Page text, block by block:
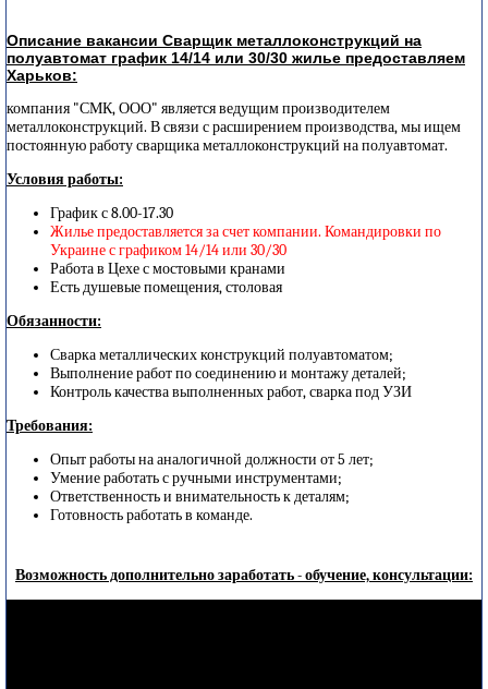
Описание вакансии Сварщик металлоконструкций на
полуавтомат график 14/14 или 30/30 жилье предоставляем
Харьков:
компания "СМК, ООО" является ведущим производителем
металлоконструкций. В связи с расширением производства, мы ищем
постоянную работу сварщика металлоконструкций на полуавтомат.
Условия работы:
График с 8.00-17.30
Жилье предоставляется за счет компании. Командировки по
Украине с графиком 14/14 или 30/30
Работа в Цехе с мостовыми кранами
Есть душевые помещения, столовая
Обязанности:
Сварка металлических конструкций полуавтоматом;
Выполнение работ по соединению и монтажу деталей;
Контроль качества выполненных работ, сварка под УЗИ
Требования:
Опыт работы на аналогичной должности от 5 лет;
Умение работать с ручными инструментами;
Ответственность и внимательность к деталям;
Готовность работать в команде.
Возможность дополнительно заработать - обучение, консультации: